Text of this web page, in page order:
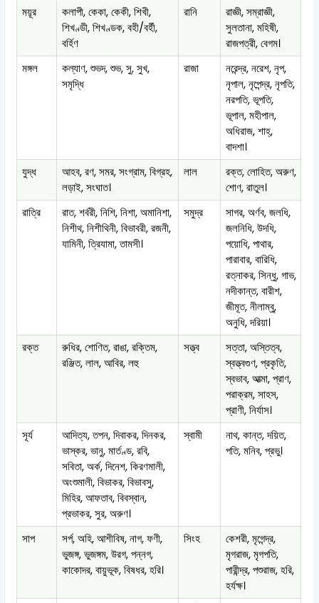
ময়ূর
কলাপী, কেকা, কেকী, শিখী,
শিখণ্ডী, শিখণ্ডক, বহী/বর্হী,
বর্হিণ
রানি
রাজ্ঞী, সম্রাজ্ঞী,
সুলতানা, মহিষী,
রাজপত্রী, বেগম।
মঙ্গল
কল্যাণ, শুভদ, শুভ, সু, সুখ,
সমৃদ্ধি
রাজা
নরেন্দ্র, নরেশ, নৃপ,
নৃপাল, নৃপেন্দ্র, নৃপতি,
নরপতি, ভূপতি,
ভূপাল, মহীপাল,
অধিরাজ, শাহ্,
বাদশা।
যুদ্ধ
আহব, রণ, সমর, সংগ্রাম, বিগ্রহ,
লড়াই, সংঘাত।
লাল
রক্ত, লোহিত, অরুণ,
শোণ, রাতুল।
রাত্রি
রাত, শর্বরী, নিশি, নিশা, অমানিশা,
নিশীথ, নিশীথিনী, বিভাবরী, রজনী,
যামিনী, ত্রিযামা, তামসী।
সমুদ্র
সাগর, অর্ণব, জলধি,
জলনিধি, উদধি,
পয়োধি, পাথার,
পারাবার, বারিধি,
রত্নাকর, সিন্ধু, গাভ,
নদীকান্ত, বারীশ,
জীমূত, নীলাম্বু,
অনুধি, দরিয়া।
রক্ত
রুধির, শোণিত, রাঙা, রক্তিম,
রঞ্জিত, লাল, আবির, লহু
সত্ত্ব
সত্তা, অস্তিত্ব,
স্বত্ত্বগুণ, প্রকৃতি,
স্বভাব, আত্মা, প্রাণ,
পরাক্রম, সাহস,
প্রাণী, নির্যাস।
সূর্য
আদিত্য, তপন, দিবাকর, দিনকর,
ভাস্কর, ভানু, মার্তণ্ড, রবি,
সবিতা, অর্ক, দিনেশ, কিরণমালী,
অংশুমালী, বিভাকর, বিভাবসু,
মিহির, আফতাব, বিবস্বান,
প্রভাকর, সুর, অরুণ।
স্বামী
নাথ, কান্ত, দয়িত,
পতি, মনিব, প্রভু।
সাপ
সর্প, অহি, আশীবিষ, নাগ, ফণী,
ভুজঙ্গ, ভুজঙ্গম, উরগ, পন্নগ,
কাকোদর, বায়ুভূক, বিষধর, হরি।
সিংহ
কেশরী, মৃগেন্দ্র,
মৃগরাজ, মৃগপতি,
পারীন্দ্র, পশুরাজ, হরি,
হর্যক্ষ।